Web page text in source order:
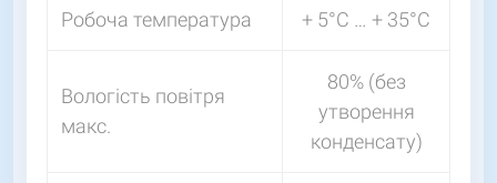
Робоча температура + 5°C … + 35°C
Вологість повітря
макс.
80% (без
утворення
конденсату)